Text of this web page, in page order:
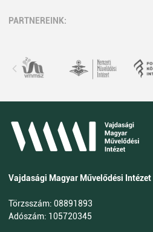
PARTNEREINK:
Vajdasági Magyar Művelődési Intézet
Törzsszám: 08891893
Adószám: 105720345